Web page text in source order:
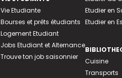
Vie Etudiante
Bourses et prêts étudiants
Logement Etudiant
Jobs Etudiant et Alternance
Trouve ton job saisonnier
Etudier en
Etudier en
Cuisine
Transports